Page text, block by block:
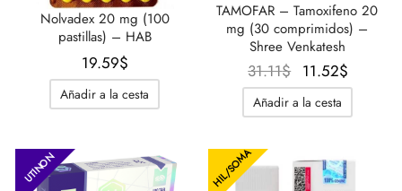
Nolvadex 20 mg (100
pastillas) – HAB
19.59$
Añadir a la cesta
TAMOFAR – Tamoxifeno 20
mg (30 comprimidos) –
Shree Venkatesh
31.11$
El
precio
original
31.11$.
11.52$
11.52$.
Añadir a la cesta
UTINON HIL/SOMA